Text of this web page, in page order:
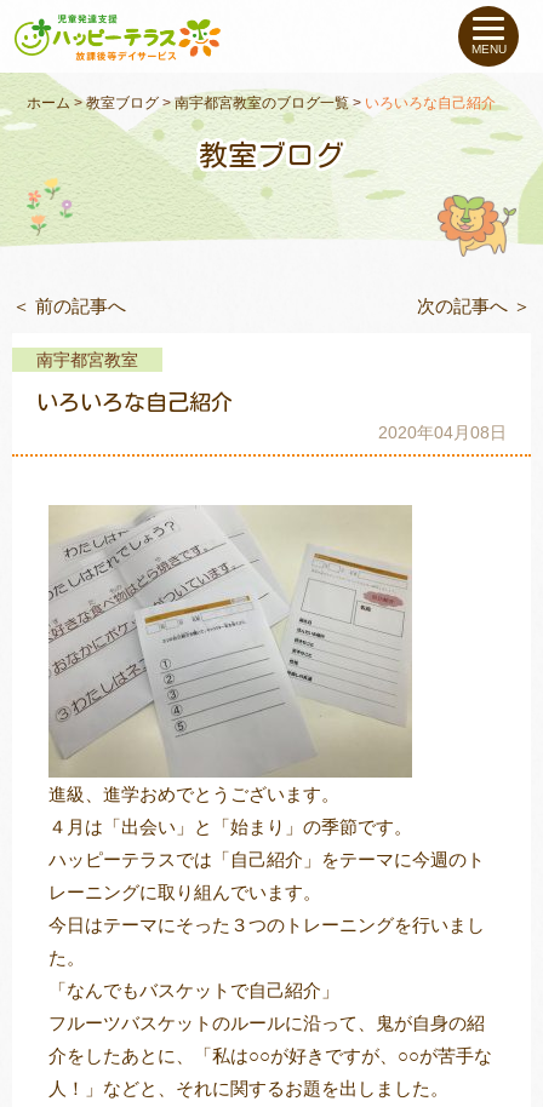
私たちについて
未就学のお子さま（０〜６才）
小学生〜高校生のお子さま
支援事例
教室一覧
トレキング DIDIM
MENU
ホーム >教室ブログ>南宇都宮教室のブログ一覧> いろいろな自己紹介
教室ブログ
＜ 前の記事へ 次の記事へ ＞
南宇都宮教室
いろいろな自己紹介
2020年04月08日
進級、進学おめでとうございます。
４月は「出会い」と「始まり」の季節です。
ハッピーテラスでは「自己紹介」をテーマに今週のト
レーニングに取り組んでいます。
今日はテーマにそった３つのトレーニングを行いまし
た。
「なんでもバスケットで自己紹介」
フルーツバスケットのルールに沿って、鬼が自身の紹
介をしたあとに、「私は○○が好きですが、○○が苦手な
人！」などと、それに関するお題を出しました。